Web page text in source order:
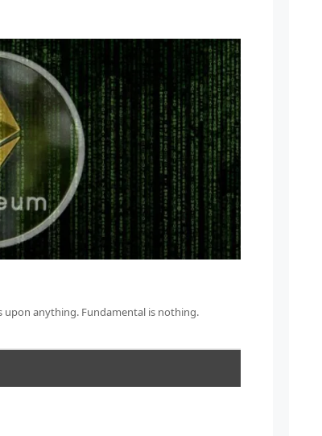
upon anything. Fundamental is nothing.